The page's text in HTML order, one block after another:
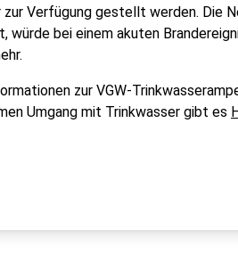
zur Verfügung gestellt werden. Die
würde bei einem akuten
zur VGW-
Umgang mit Trinkwasser gibt es